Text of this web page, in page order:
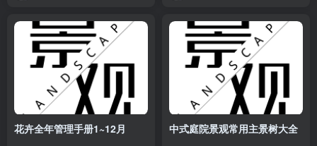
花卉全年管理手册1~12月 中式庭院景观常用主景树大全